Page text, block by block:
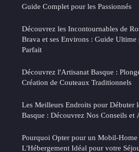
Guide Complet pour les Passionnés
Découvrez les Incontournables de
Brava et ses Environs : Guide
Parfait
Découvrez l'Artisanat Basque :
Création de Couteaux Traditionnels
Les Meilleurs Endroits pour Débuter
Basque : Découvrez Nos Conseils et
Pourquoi Opter pour un Mobil-Home
L'Hébergement Idéal pour votre